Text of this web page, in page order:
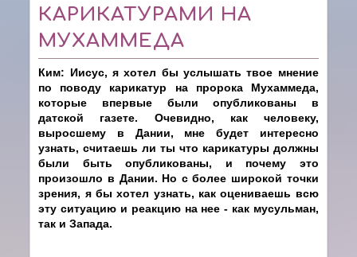
КАРИКАТУРАМИ НА
МУХАММЕДА
Ким: Иисус, я хотел бы услышать твое мнение
по поводу карикатур на пророка Мухаммеда,
которые впервые были опубликованы в
датской газете. Очевидно, как человеку,
выросшему в Дании, мне будет интересно
узнать, считаешь ли ты что карикатуры должны
были быть опубликованы, и почему это
произошло в Дании. Но с более широкой точки
зрения, я бы хотел узнать, как оцениваешь всю
эту ситуацию и реакцию на нее - как мусульман,
так и Запада.